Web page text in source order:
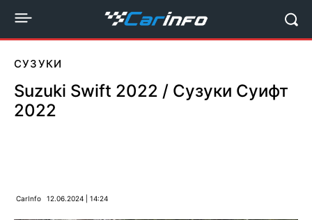
СУЗУКИ
Suzuki Swift 2022 / Сузуки Суифт
2022
CarInfo 12.06.2024 | 14:24